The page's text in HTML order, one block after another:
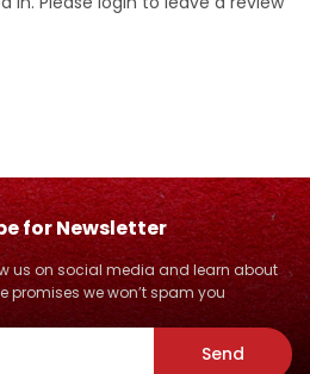
for Newsletter
us on social media and learn about
promises we won’t spam you
Send